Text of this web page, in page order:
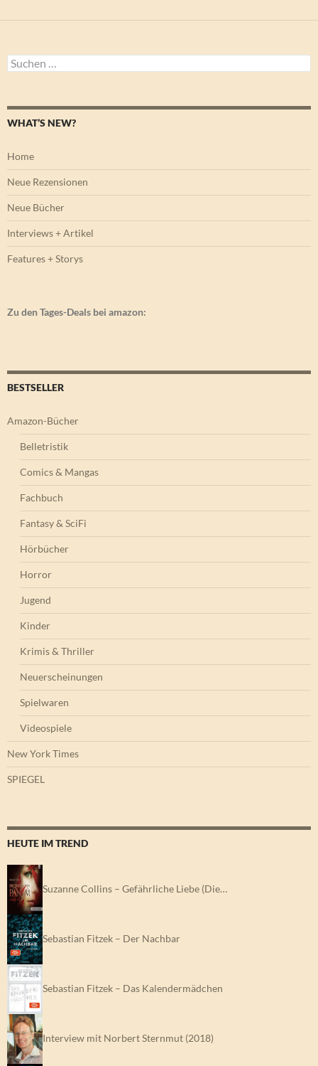
Suchen
nach:
WHAT’S NEW?
Home
Neue Rezensionen
Neue Bücher
Interviews + Artikel
Features + Storys
Zu den Tages-Deals bei amazon:
BESTSELLER
Amazon-Bücher
Belletristik
Comics & Mangas
Fachbuch
Fantasy & SciFi
Hörbücher
Horror
Jugend
Kinder
Krimis & Thriller
Neuerscheinungen
Spielwaren
Videospiele
New York Times
SPIEGEL
HEUTE IM TREND
Suzanne Collins – Gefährliche Liebe (Die…
Sebastian Fitzek – Der Nachbar
Sebastian Fitzek – Das Kalendermädchen
Interview mit Norbert Sternmut (2018)